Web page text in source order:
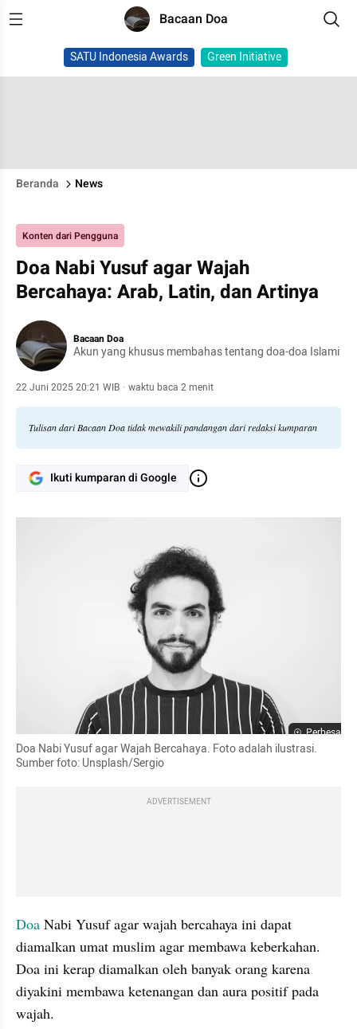
Bacaan Doa
SATU Indonesia Awards Green Initiative
Beranda News
Konten dari Pengguna
Doa Nabi Yusuf agar Wajah
Bercahaya: Arab, Latin, dan Artinya
Bacaan Doa
Akun yang khusus membahas tentang doa-doa Islami
22 Juni 2025 20:21 WIB · waktu baca 2 menit
Tulisan dari Bacaan Doa tidak mewakili pandangan dari redaksi kumparan
Ikuti kumparan di Google
Perbesar
Doa Nabi Yusuf agar Wajah Bercahaya. Foto adalah ilustrasi.
Sumber foto: Unsplash/Sergio
ADVERTISEMENT
Doa Nabi Yusuf agar wajah bercahaya ini dapat
diamalkan umat muslim agar membawa keberkahan.
Doa ini kerap diamalkan oleh banyak orang karena
diyakini membawa ketenangan dan aura positif pada
wajah.